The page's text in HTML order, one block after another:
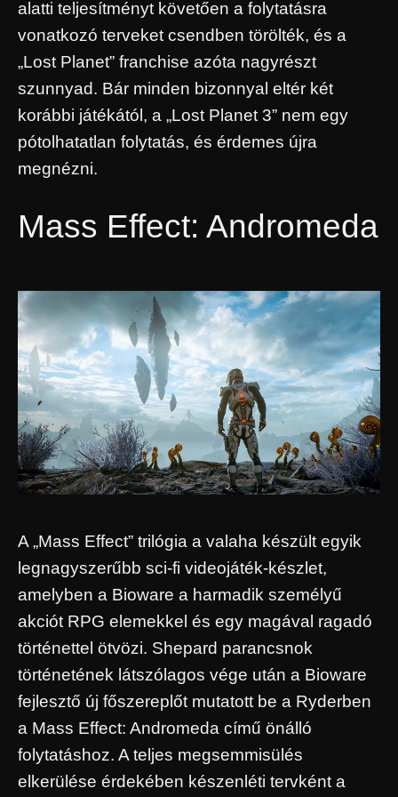
alatti teljesítményt követően a folytatásra
vonatkozó terveket csendben törölték, és a
„Lost Planet” franchise azóta nagyrészt
szunnyad. Bár minden bizonnyal eltér két
korábbi játékától, a „Lost Planet 3” nem egy
pótolhatatlan folytatás, és érdemes újra
megnézni.
Mass Effect: Andromeda
A „Mass Effect” trilógia a valaha készült egyik
legnagyszerűbb sci-fi videojáték-készlet,
amelyben a Bioware a harmadik személyű
akciót RPG elemekkel és egy magával ragadó
történettel ötvözi. Shepard parancsnok
történetének látszólagos vége után a Bioware
fejlesztő új főszereplőt mutatott be a Ryderben
a Mass Effect: Andromeda című önálló
folytatáshoz. A teljes megsemmisülés
elkerülése érdekében készenléti tervként a